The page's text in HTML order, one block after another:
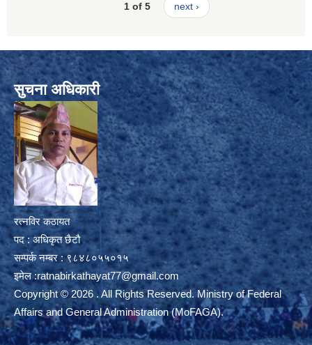
1 of 5 next ›
सुचना अधिकारी
रत्नविर कठायत
पद : अधिकृत छैटौ
सम्पर्क नम्बर : ९८४८०५५०१५
इमेल :ratnabirkathayat77@gmail.com
Copyright © 2026 . All Rights Reserved. Ministry of Federal
Affairs and General Administration (MoFAGA).